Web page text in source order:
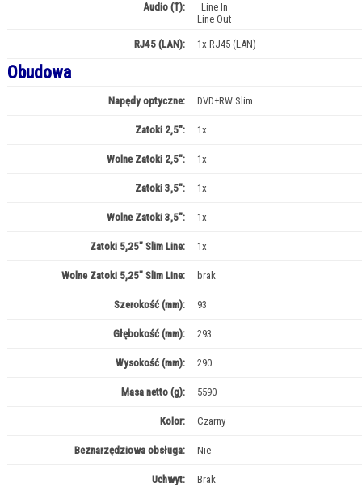
Audio (T):
Line In
Line Out
RJ45 (LAN): 1x RJ45 (LAN)
Obudowa
Napędy optyczne: DVD±RW Slim
Zatoki 2,5": 1x
Wolne Zatoki 2,5": 1x
Zatoki 3,5": 1x
Wolne Zatoki 3,5": 1x
Zatoki 5,25" Slim Line: 1x
Wolne Zatoki 5,25" Slim Line: brak
Szerokość (mm): 93
Głębokość (mm): 293
Wysokość (mm): 290
Masa netto (g): 5590
Kolor: Czarny
Beznarzędziowa obsługa: Nie
Uchwyt: Brak